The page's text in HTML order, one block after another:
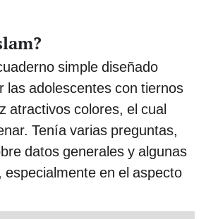
simple diseñado
las adolescentes con tiernos
atractivos colores, el cual
Tenía varias preguntas,
datos generales y algunas
especialmente en el aspecto